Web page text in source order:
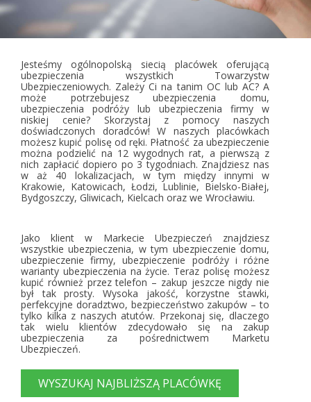
Jesteśmy ogólnopolską siecią placówek oferującą
ubezpieczenia wszystkich Towarzystw
Ubezpieczeniowych. Zależy Ci na tanim OC lub AC? A
może potrzebujesz ubezpieczenia domu,
ubezpieczenia podróży lub ubezpieczenia firmy w
niskiej cenie? Skorzystaj z pomocy naszych
doświadczonych doradców! W naszych placówkach
możesz kupić polisę od ręki. Płatność za ubezpieczenie
można podzielić na 12 wygodnych rat, a pierwszą z
nich zapłacić dopiero po 3 tygodniach. Znajdziesz nas
w aż 40 lokalizacjach, w tym między innymi w
Krakowie, Katowicach, Łodzi, Lublinie, Bielsko-Białej,
Bydgoszczy, Gliwicach, Kielcach oraz we Wrocławiu.
Jako klient w Markecie Ubezpieczeń znajdziesz
wszystkie ubezpieczenia, w tym ubezpieczenie domu,
ubezpieczenie firmy, ubezpieczenie podróży i różne
warianty ubezpieczenia na życie. Teraz polisę możesz
kupić również przez telefon – zakup jeszcze nigdy nie
był tak prosty. Wysoka jakość, korzystne stawki,
perfekcyjne doradztwo, bezpieczeństwo zakupów – to
tylko kilka z naszych atutów. Przekonaj się, dlaczego
tak wielu klientów zdecydowało się na zakup
ubezpieczenia za pośrednictwem Marketu
Ubezpieczeń.
WYSZUKAJ NAJBLIŻSZĄ PLACÓWKĘ